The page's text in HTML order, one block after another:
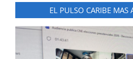
EL PULSO CARIBE MAS